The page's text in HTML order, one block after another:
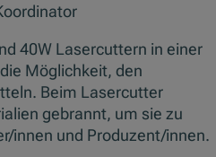
40W Lasercuttern in einer
Möglichkeit, den
Beim Lasercutter
gebrannt, um sie zu
innen und Produzent/innen.